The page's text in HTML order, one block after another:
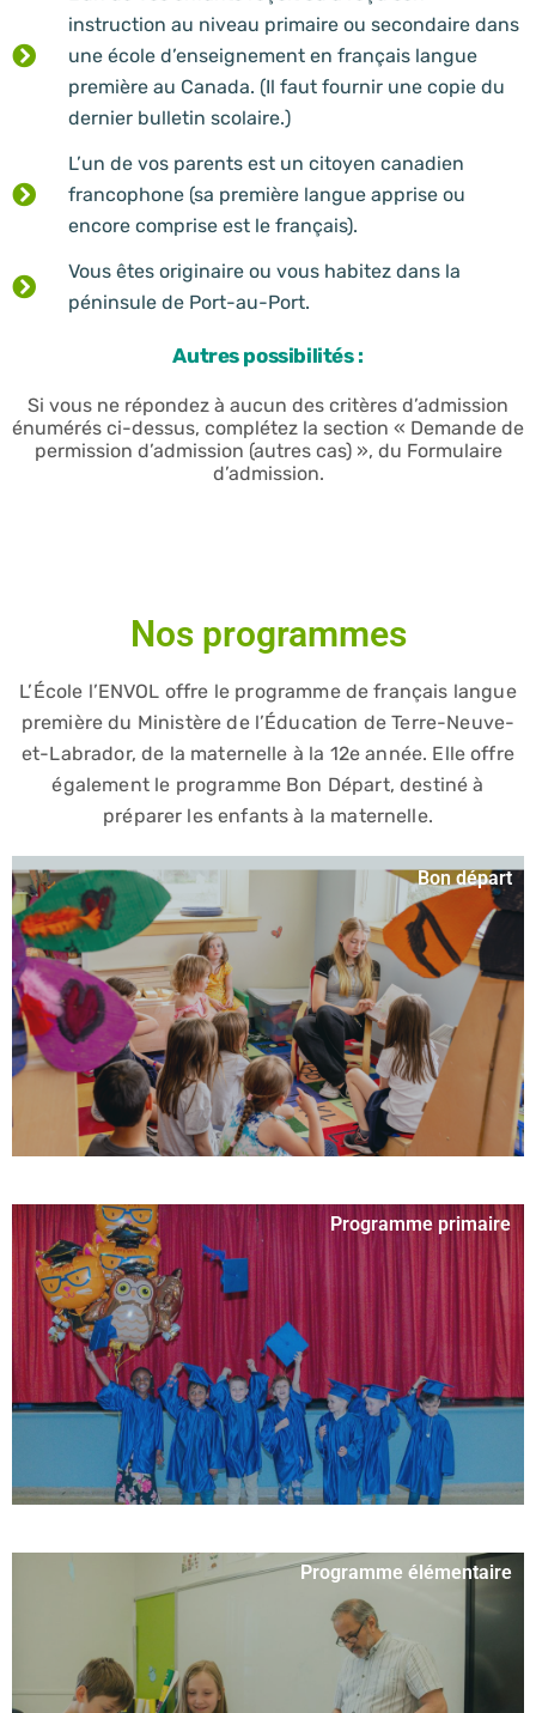
instruction au niveau primaire ou secondaire dans
une école d’enseignement en français langue
première au Canada. (Il faut fournir une copie du
dernier bulletin scolaire.)
L’un de vos parents est un citoyen canadien
francophone (sa première langue apprise ou
encore comprise est le français).
Vous êtes originaire ou vous habitez dans la
péninsule de Port-au-Port.
Autres possibilités :
Si vous ne répondez à aucun des critères d’admission
énumérés ci-dessus, complétez la section « Demande de
permission d’admission (autres cas) », du Formulaire
d’admission.
Nos programmes
L’École l’ENVOL offre le programme de français langue
première du Ministère de l’Éducation de Terre-Neuve-
et-Labrador, de la maternelle à la 12e année. Elle offre
également le programme Bon Départ, destiné à
préparer les enfants à la maternelle.
Bon départ
Programme primaire
Programme élémentaire